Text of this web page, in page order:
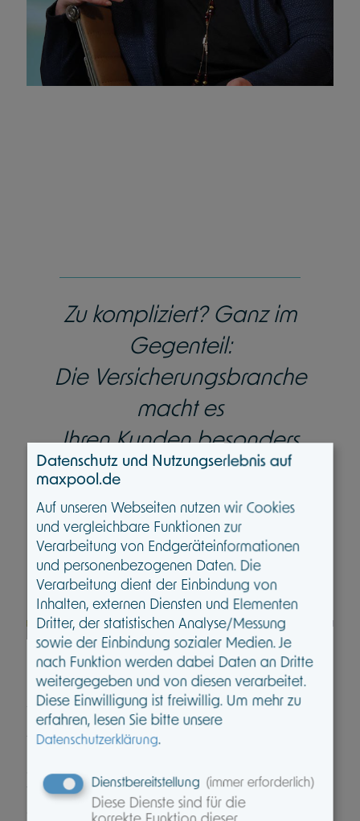
Zu kompliziert? Ganz im
Gegenteil:
Die Versicherungsbranche
macht es
Ihren Kunden besonders
einfach,
in eine nachhaltige Zukunft zu
investieren.
NICHTSTUN IST KEINE OPTION
Wir haben im Grundsatz alle den gleichen
Ansporn, das gleiche Ziel: unsere Kunden
bestmöglich zu beraten, und das mit einem
geringen, rechtskonformen
Verwaltungsaufwand. Manchmal lassen die
gesetzlichen Vorschriften aber nur bedingt eine
Datenschutz und Nutzungserlebnis auf
maxpool.de
Auf unseren Webseiten nutzen wir Cookies
und vergleichbare Funktionen zur
Verarbeitung von Endgeräteinformationen
und personenbezogenen Daten. Die
Verarbeitung dient der Einbindung von
Inhalten, externen Diensten und Elementen
Dritter, der statistischen Analyse/Messung
sowie der Einbindung sozialer Medien. Je
nach Funktion werden dabei Daten an Dritte
weitergegeben und von diesen verarbeitet.
Diese Einwilligung ist freiwillig. Um mehr zu
erfahren, lesen Sie bitte unsere
Datenschutzerklärung.
Dienstbereitstellung (immer erforderlich)
Diese Dienste sind für die
korrekte Funktion dieser